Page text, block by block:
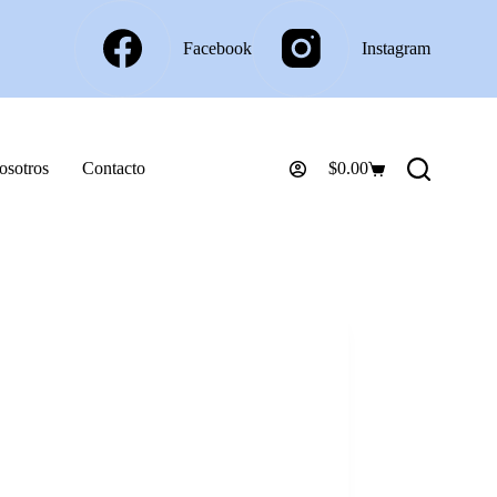
Facebook Instagram
Contacto
Carro
$0.00